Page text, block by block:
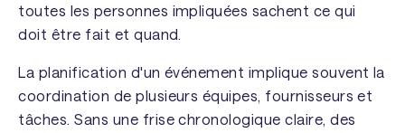
toutes les personnes impliquées sachent ce qui
doit être fait et quand.
La planification d'un événement implique souvent la
coordination de plusieurs équipes, fournisseurs et
tâches. Sans une frise chronologique claire, des